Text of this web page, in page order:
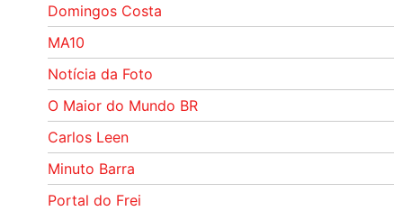
Domingos Costa
MA10
Notícia da Foto
O Maior do Mundo BR
Carlos Leen
Minuto Barra
Portal do Frei